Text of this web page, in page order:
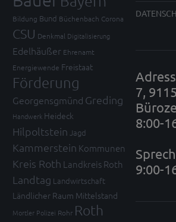
Bildung Bund Büchenbach Corona
CSU Denkmal Digitalisierung
Edelhäußer Ehrenamt
Energiewende Freistaat
Förderung
Georgensgmünd Greding
Handwerk Heideck
Hilpoltstein Jagd
Kammerstein Kommunen
Kreis Roth Landkreis Roth
Landtag Landwirtschaft
Ländlicher Raum Mittelstand
Mortler Polizei Rohr Roth
7,
8:00-
9:00-